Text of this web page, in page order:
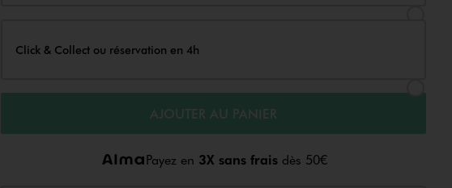
Click & Collect ou réservation en 4h
AJOUTER AU PANIER
Payez en 3X sans fraisdès 50€